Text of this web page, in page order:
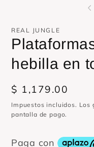
una
ventana
modal
REAL JUNGLE
hebilla en
Precio
habitual
$ 1,179.00
Impuestos incluidos. Los
pantalla de pago.